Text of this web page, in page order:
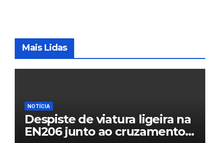
Mais Lidas
NOTÍCIA
Despiste de viatura ligeira na
EN206 junto ao cruzamento